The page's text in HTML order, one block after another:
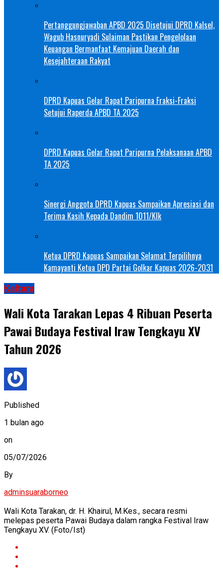
Pertanggungjawaban APBD 2025 Disetujui DPRD Kalsel,
Wagub Hasnuryadi Sulaiman Pastikan Pengelolaan
Keuangan Bermanfaat Kemajuan Daerah dan
Kesejahteraan Rakyat
DPRD Kapuas Gelar Rapat Paripurna Fraksi-Fraksi
Setujui Raperda APBD TA 2025
DPRD Kapuas Gelar Rapat Paripurna Pelaksanaan APBD
TA 2025
Sinergi Anggota DPRD Kapuas Sampaikan Apresiasi dan
Terima Kasih Kepada Dandim 1011/Klk
Ketua DPRD Kapuas Sampaikan Selamat Terpilihnya
Kamayanti Ketua DPD Partai Golkar Kapuas 2026-2031
Kaltara
Wali Kota Tarakan Lepas 4 Ribuan Peserta
Pawai Budaya Festival Iraw Tengkayu XV
Tahun 2026
Published
1 bulan ago
on
05/07/2026
By
adminsuaraborneo
Wali Kota Tarakan, dr. H. Khairul, M.Kes., secara resmi
melepas peserta Pawai Budaya dalam rangka Festival Iraw
Tengkayu XV. (Foto/Ist)